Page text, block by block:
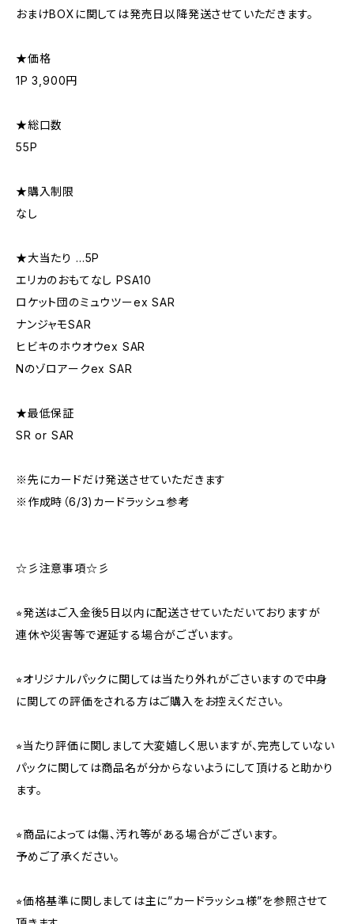
おまけBOXに関しては発売日以降発送させていただきます。
★価格
1P 3,900円
★総口数
55P
★購入制限
なし
★大当たり …5P
エリカのおもてなし PSA10
ロケット団のミュウツーex SAR
ナンジャモSAR
ヒビキのホウオウex SAR
Nのゾロアークex SAR
★最低保証
SR or SAR
※先にカードだけ発送させていただきます
※作成時（6/3)カードラッシュ参考
☆彡注意事項☆彡
⭐︎発送はご入金後5日以内に配送させていただいておりますが
連休や災害等で遅延する場合がございます。
⭐︎オリジナルパックに関しては当たり外れがごさいますので中身
に関しての評価をされる方はご購入をお控えください。
⭐︎当たり評価に関しまして大変嬉しく思いますが、完売していない
パックに関しては商品名が分からないようにして頂けると助かり
ます。
⭐︎商品によっては傷、汚れ等がある場合がございます。
予めご了承ください。
⭐︎価格基準に関しましては主に”カードラッシュ様”を参照させて